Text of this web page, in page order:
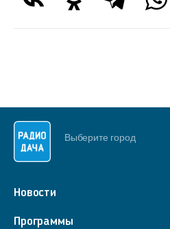
Выберите город
Новости
Программы